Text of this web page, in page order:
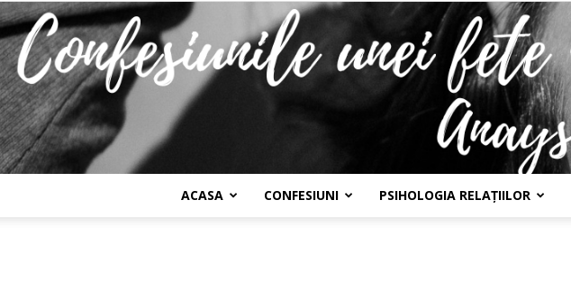
ACASA CONFESIUNI PSIHOLOGIA RELAȚIILOR